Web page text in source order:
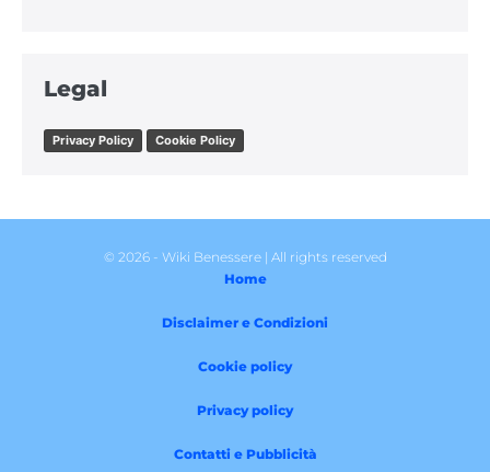
Legal
Privacy Policy Cookie Policy
© 2026 - Wiki Benessere | All rights reserved
Home
Disclaimer e Condizioni
Cookie policy
Privacy policy
Contatti e Pubblicità